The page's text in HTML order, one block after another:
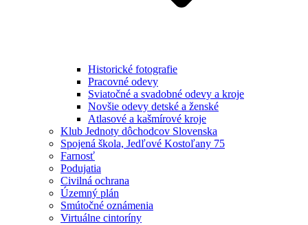
Historické fotografie
Pracovné odevy
Sviatočné a svadobné odevy a kroje
Novšie odevy detské a ženské
Atlasové a kašmírové kroje
Klub Jednoty dôchodcov Slovenska
Spojená škola, Jedľové Kostoľany 75
Farnosť
Podujatia
Civilná ochrana
Územný plán
Smútočné oznámenia
Virtuálne cintoríny